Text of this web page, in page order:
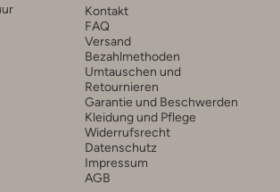
Kontakt
FAQ
Versand
Bezahlmethoden
Umtauschen und
Retournieren
Garantie und Beschwerden
Kleidung und Pflege
Widerrufsrecht
Datenschutz
Impressum
AGB